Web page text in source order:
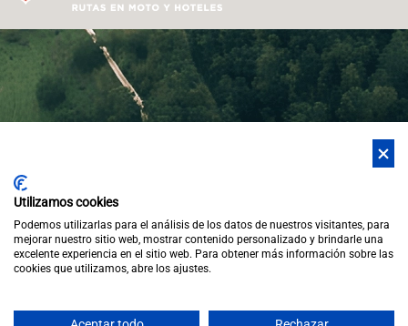
Utilizamos cookies
Podemos utilizarlas para el análisis de los datos de nuestros visitantes, para
mejorar nuestro sitio web, mostrar contenido personalizado y brindarle una
excelente experiencia en el sitio web. Para obtener más información sobre las
cookies que utilizamos, abre los ajustes.